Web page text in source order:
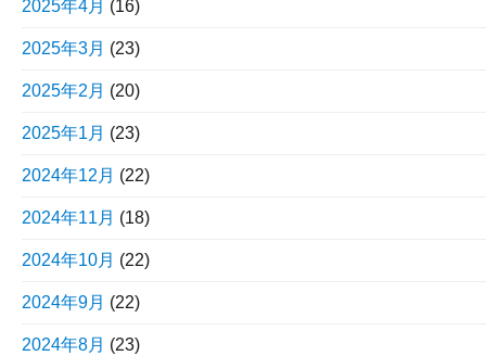
2025年4月 (16)
2025年3月 (23)
2025年2月 (20)
2025年1月 (23)
2024年12月 (22)
2024年11月 (18)
2024年10月 (22)
2024年9月 (22)
2024年8月 (23)